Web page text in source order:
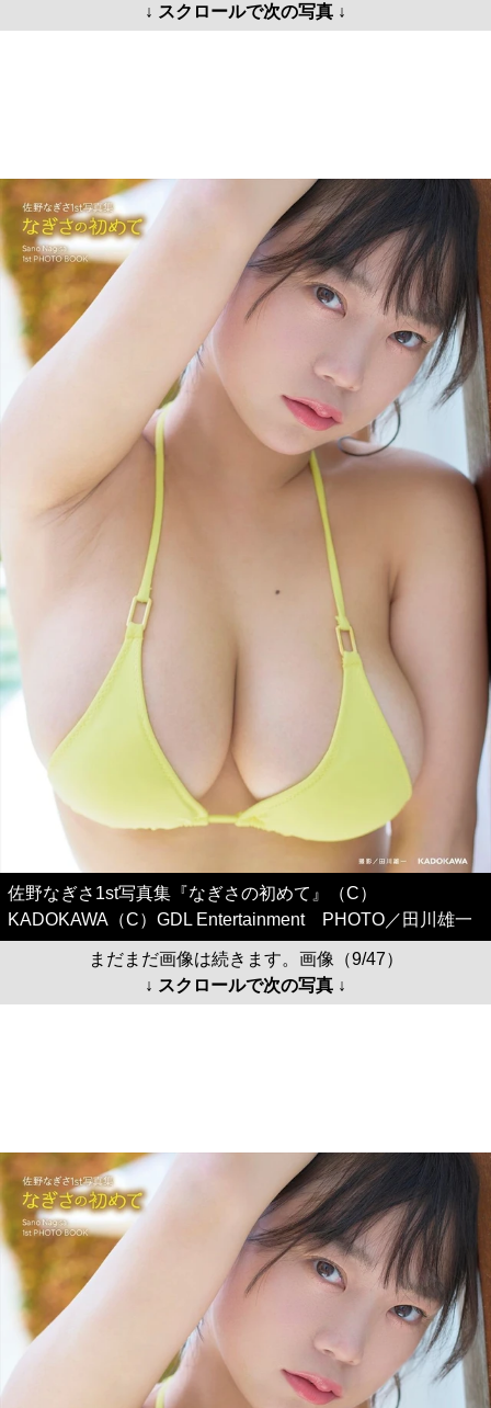
↓ スクロールで次の写真 ↓
佐野なぎさ1st写真集『なぎさの初めて』（C）
KADOKAWA（C）GDL Entertainment PHOTO／田川雄一
まだまだ画像は続きます。画像（9/47）
↓ スクロールで次の写真 ↓